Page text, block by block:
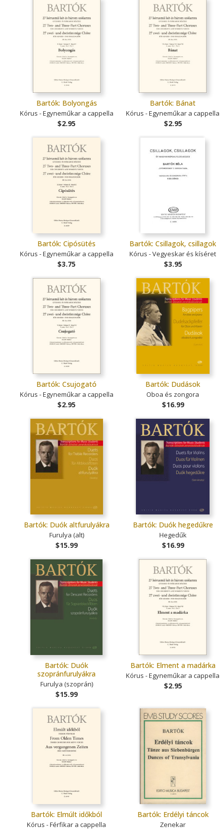
Bartók: Bolyongás
Kórus - Egyneműkar a cappella
$2.95
Bartók: Bánat
Kórus - Egyneműkar a cappella
$2.95
Bartók: Cipósütés
Kórus - Egyneműkar a cappella
$3.75
Bartók: Csillagok, csillagok
Kórus - Vegyeskar és kíséret
$3.95
Bartók: Csujogató
Kórus - Egyneműkar a cappella
$2.95
Bartók: Dudások
Oboa és zongora
$16.99
Bartók: Duók altfurulyákra
Furulya (alt)
$15.99
Bartók: Duók hegedűkre
Hegedűk
$16.99
Bartók: Duók
szopránfurulyákra
Furulya (szoprán)
$15.99
Bartók: Elment a madárka
Kórus - Egyneműkar a cappella
$2.95
Bartók: Elmúlt időkból
Kórus - Férfikar a cappella
Bartók: Erdélyi táncok
Zenekar